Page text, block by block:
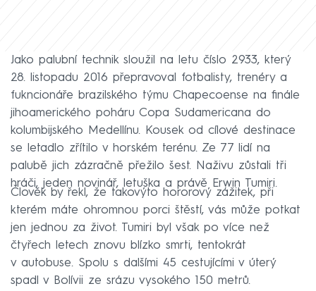
Jako palubní technik sloužil na letu číslo 2933, který
28. listopadu 2016 přepravoval fotbalisty, trenéry a
fukncionáře brazilského týmu Chapecoense na finále
jihoamerického poháru Copa Sudamericana do
kolumbijského Medellínu. Kousek od cílové destinace
se letadlo zřítilo v horském terénu. Ze 77 lidí na
palubě jich zázračně přežilo šest. Naživu zůstali tři
hráči, jeden novinář, letuška a právě Erwin Tumiri.
Člověk by řekl, že takovýto hororový zážitek, při
kterém máte ohromnou porci štěstí, vás může potkat
jen jednou za život. Tumiri byl však po více než
čtyřech letech znovu blízko smrti, tentokrát
v autobuse. Spolu s dalšími 45 cestujícími v úterý
spadl v Bolívii ze srázu vysokého 150 metrů.